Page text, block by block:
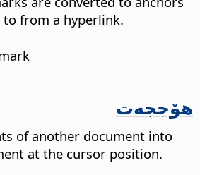
from a hyperlink.
ھۆججەت
of another document into
at the cursor position.